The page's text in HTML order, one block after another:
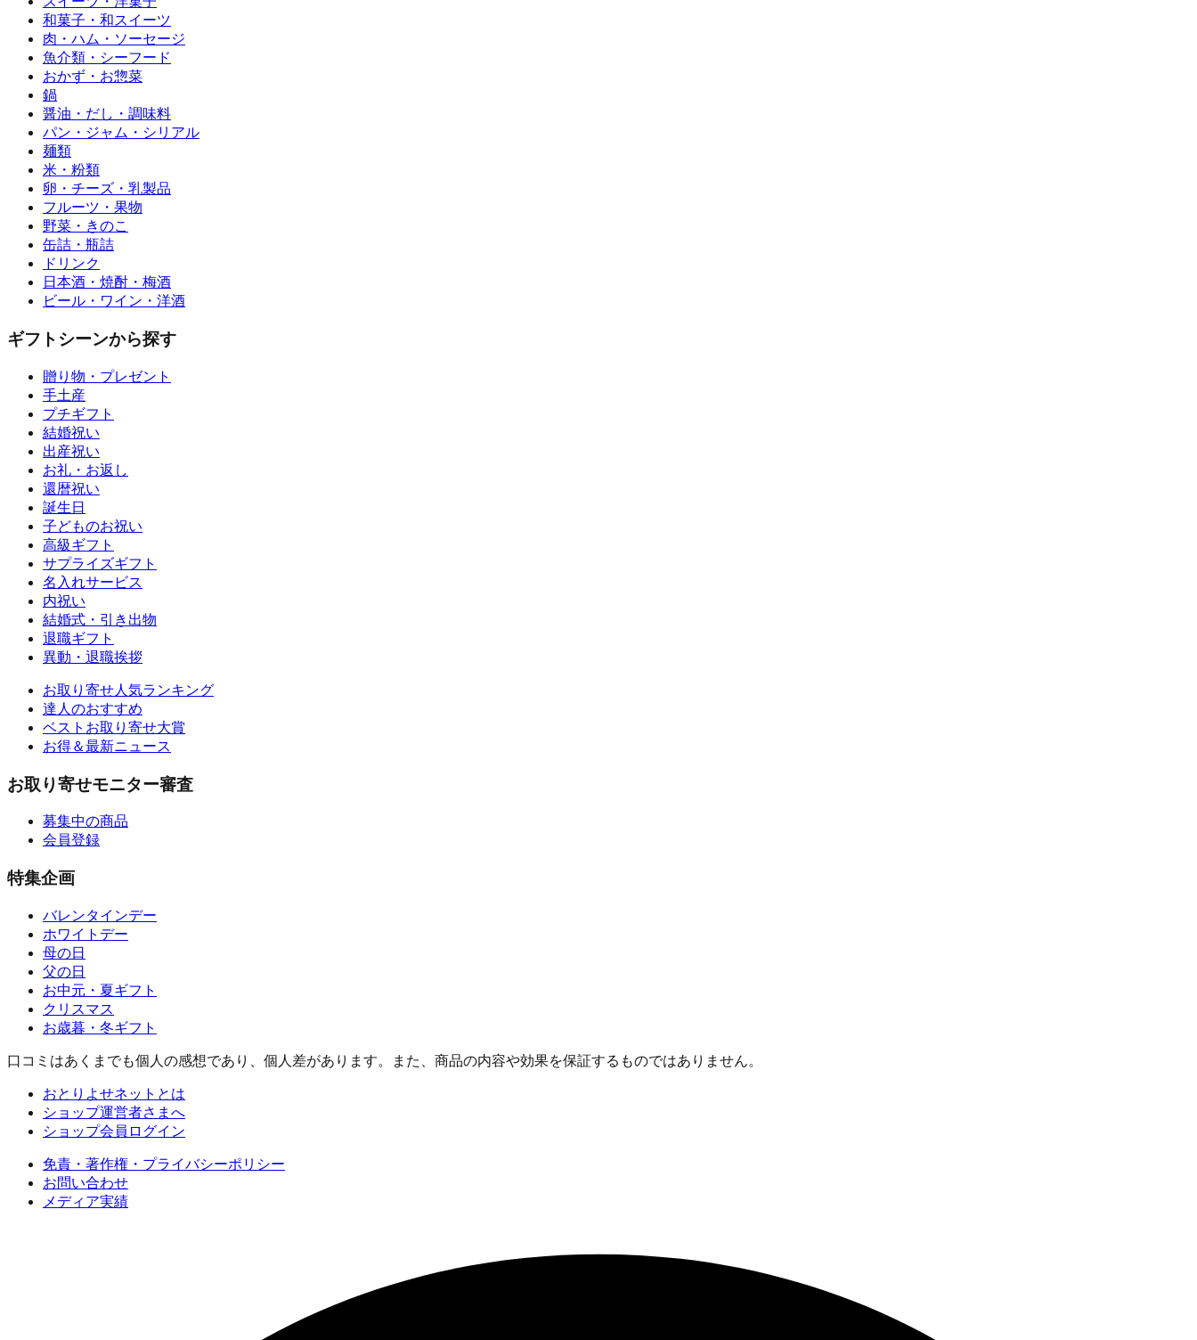
和菓子・和スイーツ
肉・ハム・ソーセージ
魚介類・シーフード
おかず・お惣菜
鍋
醤油・だし・調味料
パン・ジャム・シリアル
麺類
米・粉類
卵・チーズ・乳製品
フルーツ・果物
野菜・きのこ
缶詰・瓶詰
ドリンク
日本酒・焼酎・梅酒
ビール・ワイン・洋酒
ギフトシーンから探す
贈り物・プレゼント
手土産
プチギフト
結婚祝い
出産祝い
お礼・お返し
還暦祝い
誕生日
子どものお祝い
高級ギフト
サプライズギフト
名入れサービス
内祝い
結婚式・引き出物
退職ギフト
異動・退職挨拶
お取り寄せ人気ランキング
達人のおすすめ
ベストお取り寄せ大賞
お得＆最新ニュース
お取り寄せモニター審査
募集中の商品
会員登録
特集企画
バレンタインデー
ホワイトデー
母の日
父の日
お中元・夏ギフト
クリスマス
お歳暮・冬ギフト
口コミはあくまでも個人の感想であり、個人差があります。また、商品の内容や効果を保証するものではありません。
おとりよせネットとは
ショップ運営者さまへ
ショップ会員ログイン
免責・著作権・プライバシーポリシー
お問い合わせ
メディア実績